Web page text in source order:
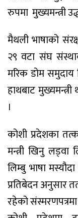
रुपमा मुख्यमन्त्री
मैथली भाषाको
२९ वटा संघ
मरिक डोम
हाथबाट
।
कोशी प्रदेशका
मन्त्री खिनु लड्वा
लिम्बु भाषा
प्रतिबेदन अनुसार
रहेको